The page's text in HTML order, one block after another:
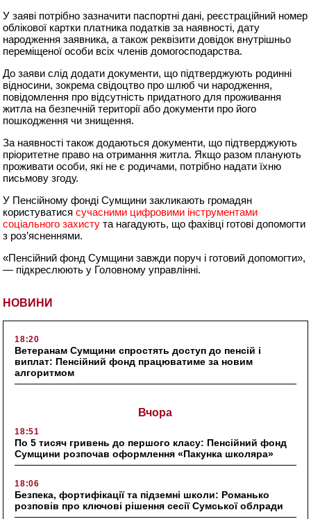
НОВИНИ
18:20
Ветеранам Сумщини спростять доступ до пенсій і
виплат: Пенсійний фонд працюватиме за новим
алгоритмом
Вчора
18:51
По 5 тисяч гривень до першого класу: Пенсійний фонд
Сумщини розпочав оформлення «Пакунка школяра»
18:06
Безпека, фортифікації та підземні школи: Романько
розповів про ключові рішення сесії Сумської облради
У заяві потрібно зазначити паспортні дані, реєстраційний номер
облікової картки платника податків за наявності, дату
народження заявника, а також реквізити довідок внутрішньо
переміщеної особи всіх членів домогосподарства.
До заяви слід додати документи, що підтверджують родинні
відносини, зокрема свідоцтво про шлюб чи народження,
повідомлення про відсутність придатного для проживання
житла на безпечній території або документи про його
пошкодження чи знищення.
За наявності також додаються документи, що підтверджують
пріоритетне право на отримання житла. Якщо разом планують
проживати особи, які не є родичами, потрібно надати їхню
письмову згоду.
У Пенсійному фонді Сумщини закликають громадян
користуватисясучасними цифровими інструментами
соціального захистута нагадують, що фахівці готові допомогти
з роз’ясненнями.
«Пенсійний фонд Сумщини завжди поруч і готовий допомогти»,
— підкреслюють у Головному управлінні.